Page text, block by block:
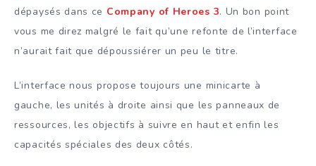
dépaysés dans ce Company of Heroes 3. Un bon point
vous me direz malgré le fait qu’une refonte de l’interface
n’aurait fait que dépoussiérer un peu le titre.
L’interface nous propose toujours une minicarte à
gauche, les unités à droite ainsi que les panneaux de
ressources, les objectifs à suivre en haut et enfin les
capacités spéciales des deux côtés.